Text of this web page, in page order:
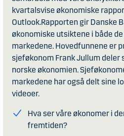
kvartalsvise økonomiske
Outlook.Rapporten gir Danske
økonomiske utsiktene i både
markedene. Hovedfunnene er
sjeføkonom Frank Jullum deler
norske økonomien.
markedene har også delt sine
videoer.
Hva ser våre økonomer i
fremtiden?